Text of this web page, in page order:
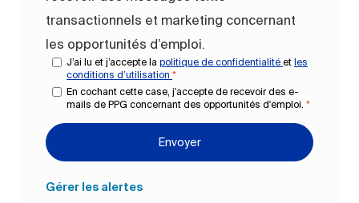
transactionnels et marketing concernant
les opportunités d’emploi.
J’ai lu et j’accepte la politique de confidentialité et les
conditions d’utilisation *
En cochant cette case, j'accepte de recevoir des e-
mails de PPG concernant des opportunités d'emploi. *
Envoyer
Gérer les alertes